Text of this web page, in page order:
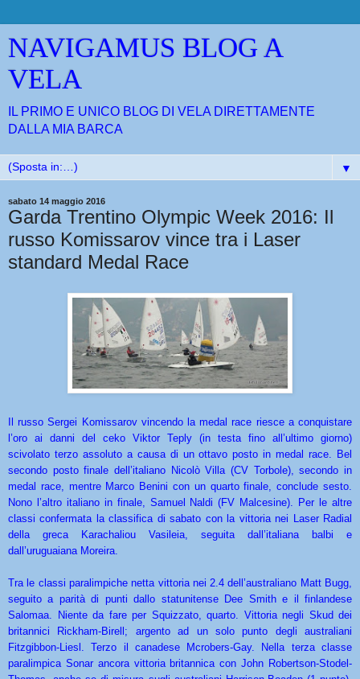
NAVIGAMUS BLOG A
VELA
IL PRIMO E UNICO BLOG DI VELA DIRETTAMENTE
DALLA MIA BARCA
▼
sabato 14 maggio 2016
Garda Trentino Olympic Week 2016: Il
russo Komissarov vince tra i Laser
standard Medal Race
Il russo Sergei Komissarov vincendo la medal race riesce a conquistare
l’oro ai danni del ceko Viktor Teply (in testa fino all’ultimo giorno)
scivolato terzo assoluto a causa di un ottavo posto in medal race. Bel
secondo posto finale dell’italiano Nicolò Villa (CV Torbole), secondo in
medal race, mentre Marco Benini con un quarto finale, conclude sesto.
Nono l’altro italiano in finale, Samuel Naldi (FV Malcesine). Per le altre
classi confermata la classifica di sabato con la vittoria nei Laser Radial
della greca Karachaliou Vasileia, seguita dall’italiana balbi e
dall’uruguaiana Moreira.
Tra le classi paralimpiche netta vittoria nei 2.4 dell’australiano Matt Bugg,
seguito a parità di punti dallo statunitense Dee Smith e il finlandese
Salomaa. Niente da fare per Squizzato, quarto. Vittoria negli Skud dei
britannici Rickham-Birell; argento ad un solo punto degli australiani
Fitzgibbon-Liesl. Terzo il canadese Mcrobers-Gay. Nella terza classe
paralimpica Sonar ancora vittoria britannica con John Robertson-Stodel-